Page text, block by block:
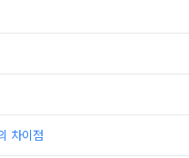
차이점